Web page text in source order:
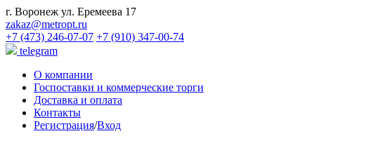
г. Воронеж ул. Еремеева 17
zakaz@metropt.ru
+7 (473) 246-07-07 +7 (910) 347-00-74
telegram
О компании
Госпоставки и коммерческие торги
Доставка и оплата
Контакты
Регистрация/Вход